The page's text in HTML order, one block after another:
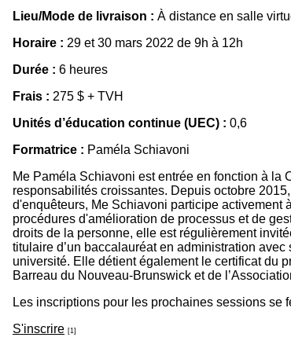
Lieu/Mode de livraison : À distance en salle
Horaire : 29 et 30 mars 2022 de 9h à 12h
Durée : 6 heures
Frais : 275 $ + TVH
Unités d’éducation continue (UEC) : 0,6
Formatrice : Paméla Schiavoni
Me Paméla Schiavoni est entrée en fonction à la
responsabilités croissantes. Depuis octobre
d'enquêteurs, Me Schiavoni participe activement
procédures d'amélioration de processus et de
droits de la personne, elle est régulièrement
titulaire d’un baccalauréat en administration
université. Elle détient également le certificat du
Barreau du Nouveau-Brunswick et de
Les inscriptions pour les prochaines sessions se
S'inscrire [1]